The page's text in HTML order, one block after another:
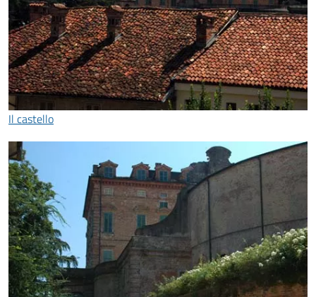
Il castello